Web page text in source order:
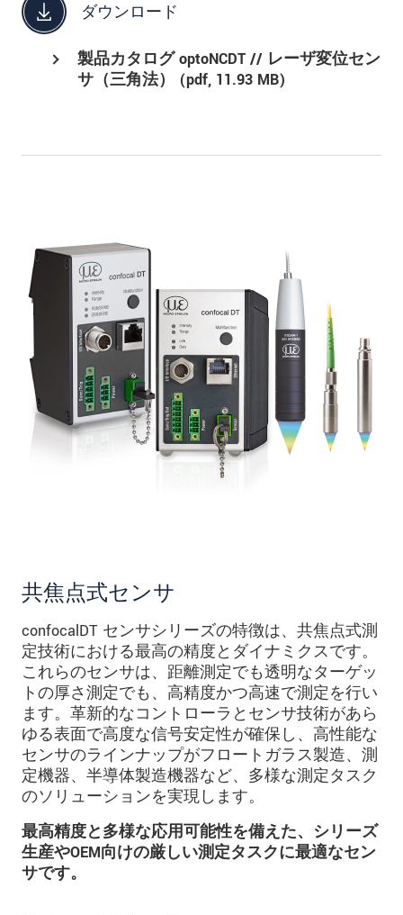
ダウンロード
製品カタログ optoNCDT // レーザ変位セン
サ（三角法） (pdf, 11.93 MB)
共焦点式センサ
confocalDT センサシリーズの特徴は、共焦点式測
定技術における最高の精度とダイナミクスです。
これらのセンサは、距離測定でも透明なターゲッ
トの厚さ測定でも、高精度かつ高速で測定を行い
ます。革新的なコントローラとセンサ技術があら
ゆる表面で高度な信号安定性が確保し、高性能な
センサのラインナップがフロートガラス製造、測
定機器、半導体製造機器など、多様な測定タスク
のソリューションを実現します。
最高精度と多様な応用可能性を備えた、シリーズ
生産やOEM向けの厳しい測定タスクに最適なセン
サです。